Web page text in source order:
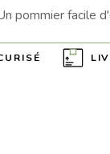
pommier facile